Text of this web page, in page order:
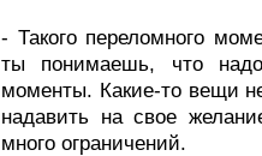
- Такого переломного
ты понимаешь, что
моменты. Какие-то вещи
надавить на свое
много ограничений.